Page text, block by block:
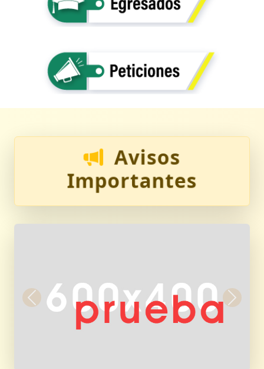
Avisos
Importantes